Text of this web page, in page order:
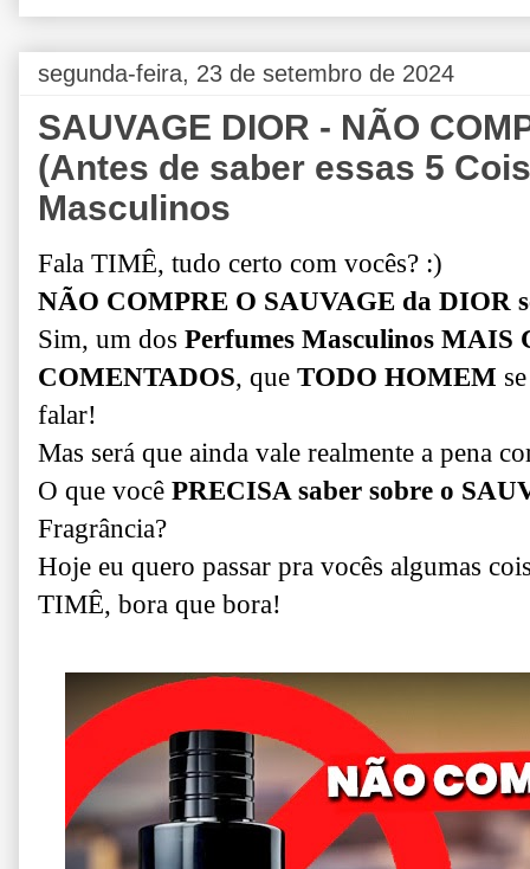
segunda-feira, 23 de setembro de 2024
SAUVAGE DIOR - NÃO
(Antes de saber essas 5
Masculinos
Fala TIMÊ, tudo certo com vocês? :)
NÃO COMPRE O SAUVAGE da DIOR
Sim, um dos Perfumes Masculinos MAIS
COMENTADOS, que TODO HOMEM
falar!
Mas será que ainda vale realmente a pena
O que você PRECISA saber sobre o
Fragrância?
Hoje eu quero passar pra vocês algumas
TIMÊ, bora que bora!